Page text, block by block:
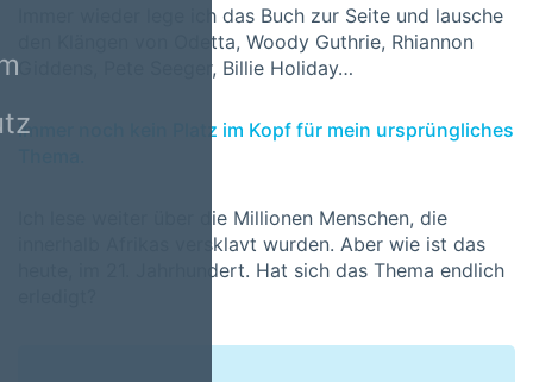
Immer wieder lege ich das Buch zur Seite und lausche
den Klängen von Odetta, Woody Guthrie, Rhiannon
Giddens, Pete Seeger, Billie Holiday…
Immer noch kein Platz im Kopf für mein ursprüngliches
Ich lese weiter über die Millionen Menschen, die
innerhalb Afrikas versklavt wurden. Aber wie ist das
heute, im 21. Jahrhundert. Hat sich das Thema endlich